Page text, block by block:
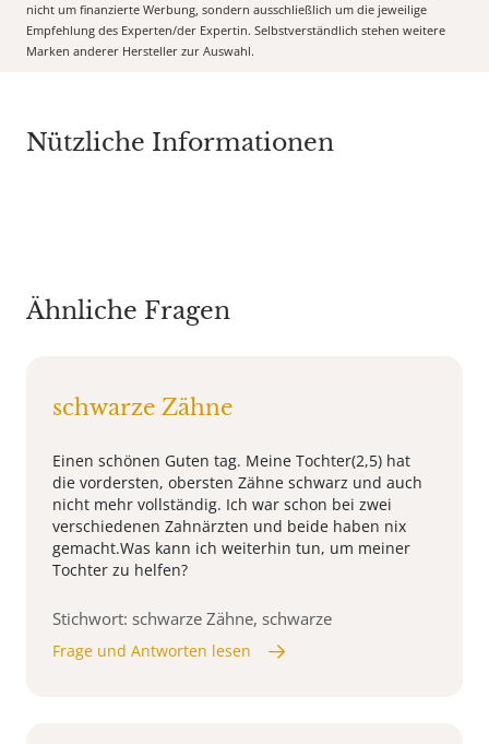
nicht um finanzierte Werbung, sondern ausschließlich um die jeweilige
Empfehlung des Experten/der Expertin. Selbstverständlich stehen weitere
Marken anderer Hersteller zur Auswahl.
Nützliche Informationen
Ähnliche Fragen
schwarze Zähne
Einen schönen Guten tag. Meine Tochter(2,5) hat
die vordersten, obersten Zähne schwarz und auch
nicht mehr vollständig. Ich war schon bei zwei
verschiedenen Zahnärzten und beide haben nix
gemacht.Was kann ich weiterhin tun, um meiner
Tochter zu helfen?
Stichwort: schwarze Zähne, schwarze
Frage und Antworten lesen